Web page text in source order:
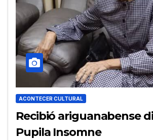
ACONTECER CULTURAL
Recibió ariguanabense
Pupila Insomne